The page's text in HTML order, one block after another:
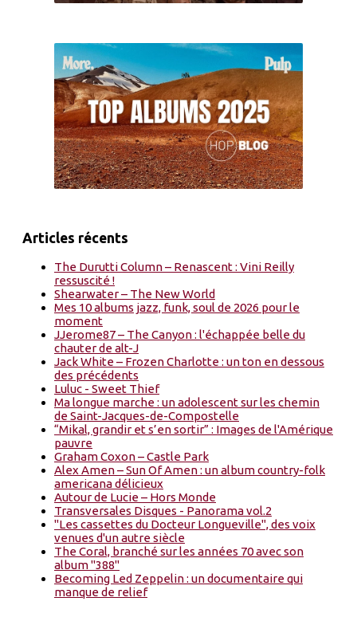
Articles récents
The Durutti Column – Renascent : Vini Reilly
ressuscité !
Shearwater – The New World
Mes 10 albums jazz, funk, soul de 2026 pour le
moment
JJerome87 – The Canyon : l'échappée belle du
chauter de alt-J
Jack White – Frozen Charlotte : un ton en dessous
des précédents
Luluc - Sweet Thief
Ma longue marche : un adolescent sur les chemin
de Saint-Jacques-de-Compostelle
“Mikal, grandir et s’en sortir” : Images de l'Amérique
pauvre
Graham Coxon – Castle Park
Alex Amen – Sun Of Amen : un album country-folk
americana délicieux
Autour de Lucie – Hors Monde
Transversales Disques - Panorama vol.2
"Les cassettes du Docteur Longueville", des voix
venues d'un autre siècle
The Coral, branché sur les années 70 avec son
album "388"
Becoming Led Zeppelin : un documentaire qui
manque de relief